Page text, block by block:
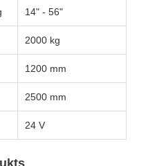
14" - 56"
2000 kg
1200 mm
2500 mm
24 V